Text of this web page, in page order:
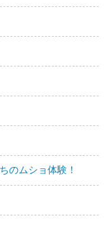
のムショ体験！